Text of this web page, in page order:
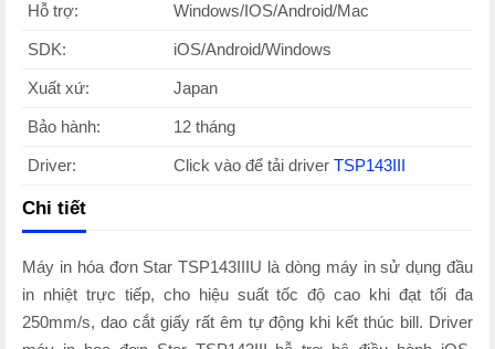
Hỗ trợ: Windows/IOS/Android/Mac
SDK: iOS/Android/Windows
Xuất xứ: Japan
Bảo hành: 12 tháng
Driver: Click vào để tải driver TSP143III
Chi tiết
Máy in hóa đơn Star TSP143IIIU là dòng máy in sử dụng đầu
in nhiệt trực tiếp, cho hiệu suất tốc độ cao khi đạt tối đa
250mm/s, dao cắt giấy rất êm tự động khi kết thúc bill. Driver